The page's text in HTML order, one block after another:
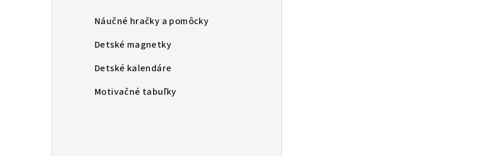
Náučné hračky a pomôcky
Detské magnetky
Detské kalendáre
Motivačné tabuľky